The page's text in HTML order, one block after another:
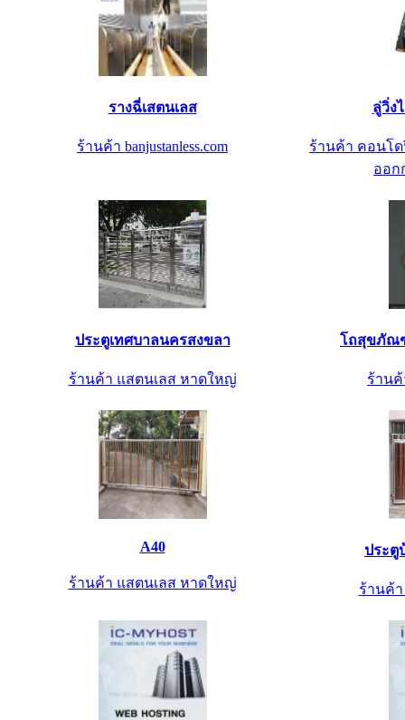
รางฉี่เสตนเลส
ร้านค้า banjustanless.com
ลู่วิ่ง
ร้านค้า คอนโด
ออก
ประตูเทศบาลนครสงขลา
ร้านค้า แสตนเลส หาดใหญ่
โถสุขภัณ
ร้านค้
A40
ร้านค้า แสตนเลส หาดใหญ่
ประตู
ร้านค้